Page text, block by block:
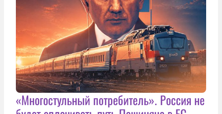
«Многостульный потребитель». Россия не